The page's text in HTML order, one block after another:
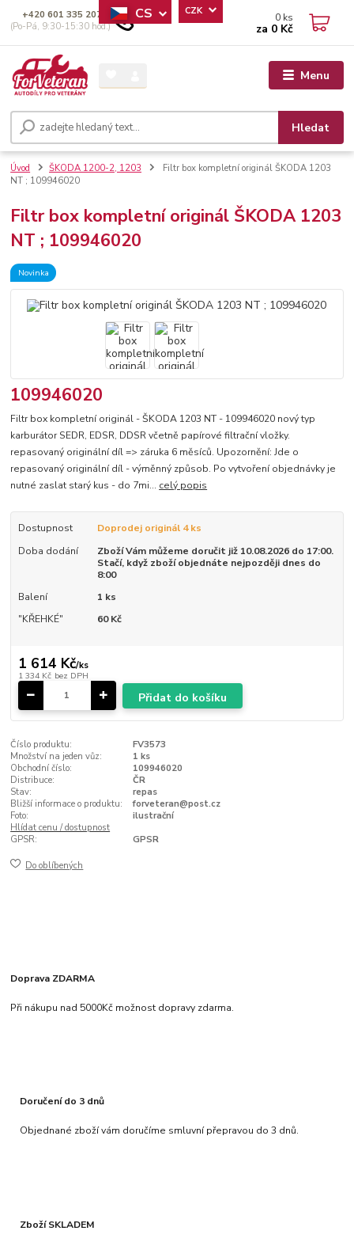
Menu
CS CZK
Hledat
+420 601 335 207
(Po-Pá, 9:30-15:30 hod.)
0 ks
za 0 Kč
Úvod ŠKODA 1200-2, 1203
Filtr box kompletní originál ŠKODA 1203
NT ; 109946020
Filtr box kompletní originál ŠKODA 1203
NT ; 109946020
Novinka
109946020
Filtr box kompletní originál - ŠKODA 1203 NT - 109946020 nový typ
karburátor SEDR, EDSR, DDSR včetně papírové filtrační vložky.
repasovaný originální díl => záruka 6 měsíců. Upozornění: Jde o
repasovaný originální díl - výměnný způsob. Po vytvoření objednávky je
nutné zaslat starý kus - do 7mi... celý popis
Dostupnost
Doprodej originál 4 ks
Doba dodání
Zboží Vám můžeme doručit již 10.08.2026 do 17:00.
Stačí, když zboží objednáte nejpozději dnes do
8:00
Balení
1 ks
"KŘEHKÉ"
60 Kč
1 614 Kč/ks
1 334 Kč bez DPH
Přidat do košíku
Číslo produktu:
FV3573
Množství na jeden vůz:
1 ks
Obchodní číslo:
109946020
Distribuce:
ČR
Stav:
repas
Bližší informace o produktu:
forveteran@post.cz
Foto:
ilustrační
Hlídat cenu / dostupnost
GPSR:
GPSR
Do oblíbených
Doprava ZDARMA
Při nákupu nad 5000Kč možnost dopravy zdarma.
Doručení do 3 dnů
Objednané zboží vám doručíme smluvní přepravou do 3 dnů.
Zboží SKLADEM